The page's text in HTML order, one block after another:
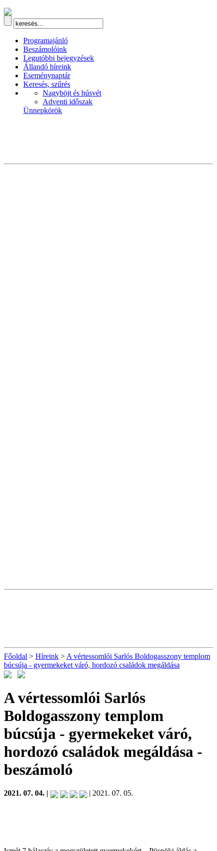
Programajánló
Beszámolóink
Legutóbbi bejegyzések
Állandó híreink
Eseménynaptár
Keresés, szűrés
Nagyböjt és húsvét
Adventi időszak
Ünnepkörök
Főoldal > Híreink > A vértessomlói Sarlós Boldogasszony templom
búcsúja - gyermekeket váró, hordozó családok megáldása
A vértessomlói Sarlós
Boldogasszony templom
búcsúja - gyermekeket váró,
hordozó családok megáldása -
beszámoló
2021. 07. 04. | | 2021. 07. 05.